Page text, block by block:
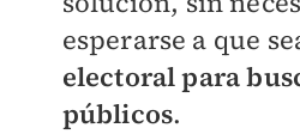
esperarse a que
electoral para
públicos.